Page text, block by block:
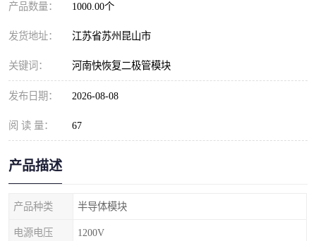
产品数量： 1000.00个
发货地址： 江苏省苏州昆山市
关键词： 河南快恢复二极管模块
发布日期： 2026-08-08
阅 读 量： 67
产品描述
产品种类 半导体模块
电源电压 1200V